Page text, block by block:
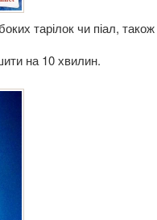
тарілок чи піал,
на 10 хвилин.